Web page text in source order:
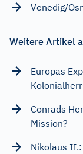
Venedig/
Weitere Artikel
Europas
Conrads
Mission?
Nikolaus